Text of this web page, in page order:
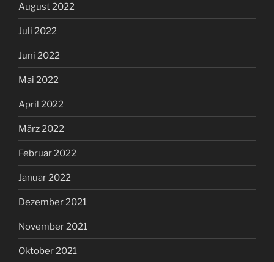
August 2022
Juli 2022
Juni 2022
Mai 2022
April 2022
März 2022
Februar 2022
Januar 2022
Dezember 2021
November 2021
Oktober 2021